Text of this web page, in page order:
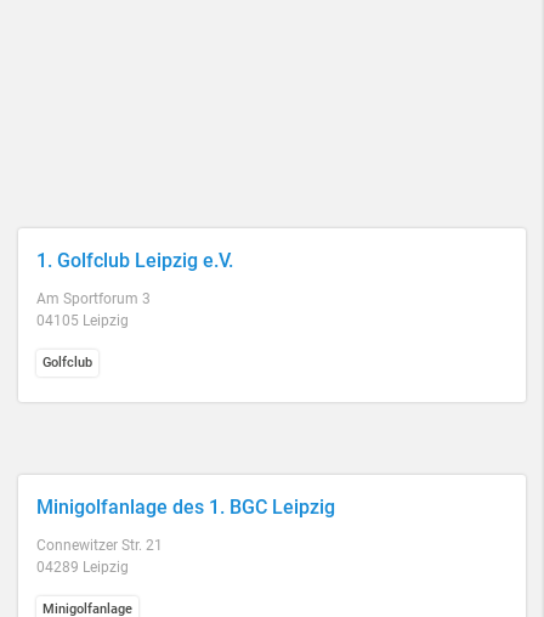
1. Golfclub Leipzig e.V.
Am Sportforum 3
04105 Leipzig
Golfclub
Minigolfanlage des 1. BGC Leipzig
Connewitzer Str. 21
04289 Leipzig
Minigolfanlage